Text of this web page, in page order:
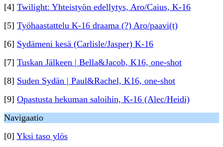
[4] Twilight: Yhteistyön edellytys, Aro/Caius, K-16
[5] Työhaastattelu K-16 draama (?) Aro/paavi(t)
[6] Sydämeni kesä (Carlisle/Jasper) K-16
[7] Tuskan Jälkeen | Bella&Jacob, K16, one-shot
[8] Suden Sydän | Paul&Rachel, K16, one-shot
[9] Opastusta hekuman saloihin, K-16 (Alec/Heidi)
Navigaatio
[0] Yksi taso ylös